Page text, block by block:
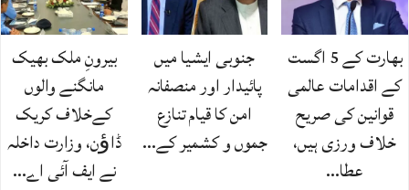
بھارت کے 5 اگست
کے اقدامات عالمی
قوانین کی صریح
خلاف ورزی ہیں،
عطا…
جنوبی ایشیا میں
پائیدار اور منصفانہ
امن کا قیام تنازع
جموں و کشمیر کے…
بیرونِ ملک بھیک
مانگنے والوں
کےخلاف کریک
ڈاﺅن، وزارت داخلہ
نے ایف آئی اے…